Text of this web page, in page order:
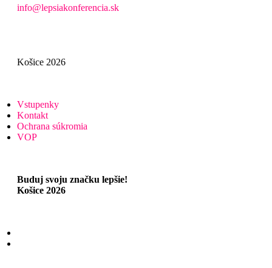
info@lepsiakonferencia.sk
Košice 2026
Vstupenky
Kontakt
Ochrana súkromia
VOP
Buduj svoju značku lepšie!
Košice 2026